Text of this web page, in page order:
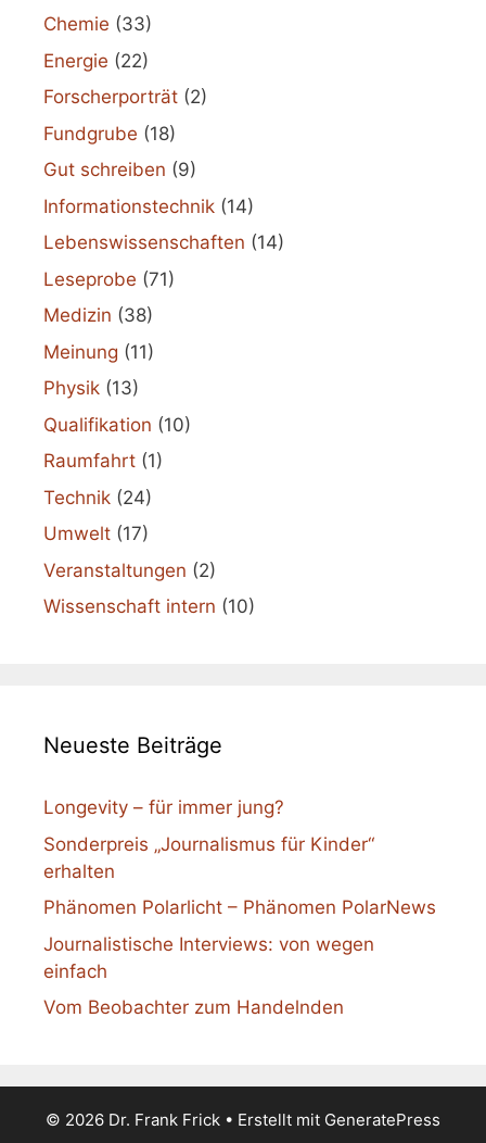
Chemie (33)
Energie (22)
Forscherporträt (2)
Fundgrube (18)
Gut schreiben (9)
Informationstechnik (14)
Lebenswissenschaften (14)
Leseprobe (71)
Medizin (38)
Meinung (11)
Physik (13)
Qualifikation (10)
Raumfahrt (1)
Technik (24)
Umwelt (17)
Veranstaltungen (2)
Wissenschaft intern (10)
Neueste Beiträge
Longevity – für immer jung?
Sonderpreis „Journalismus für Kinder“
erhalten
Phänomen Polarlicht – Phänomen PolarNews
Journalistische Interviews: von wegen
einfach
Vom Beobachter zum Handelnden
© 2026 Dr. Frank Frick • Erstellt mit GeneratePress